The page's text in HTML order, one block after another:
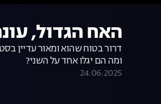
האח הגדול, עונה 7, פרק 21: מאור ודרור -
דרור בטוח שהוא ומאור עדיין
ומה הם יגלו אחד על השני?
24.06.2025